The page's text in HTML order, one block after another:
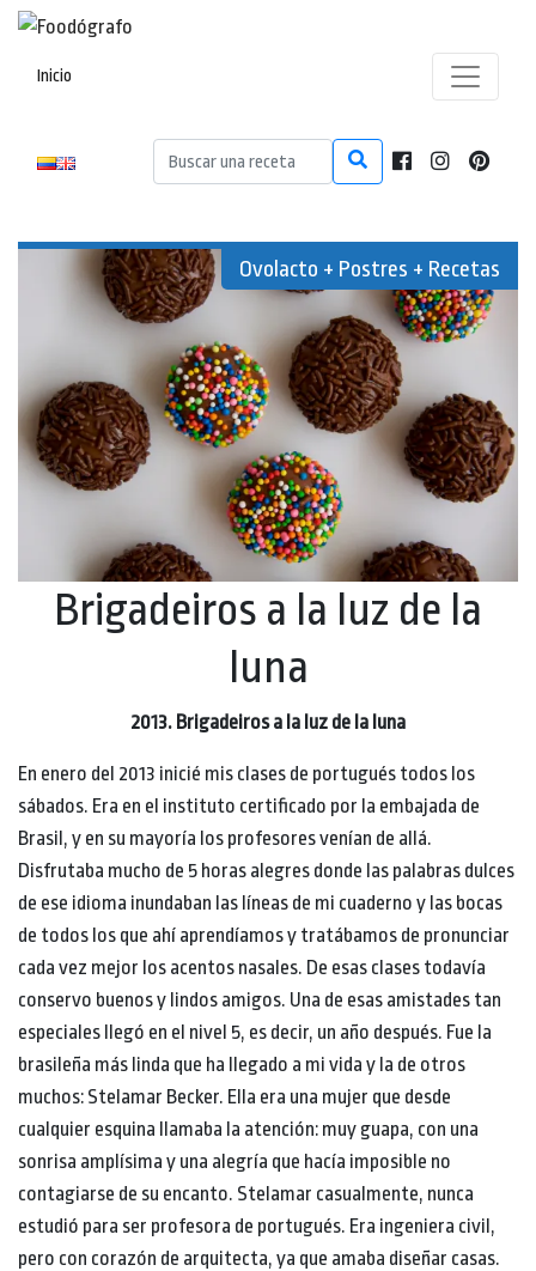
Inicio
Ovolacto + Postres + Recetas
Brigadeiros a la luz de la
luna
2013. Brigadeiros a la luz de la luna
En enero del 2013 inicié mis clases de portugués todos los
sábados. Era en el instituto certificado por la embajada de
Brasil, y en su mayoría los profesores venían de allá.
Disfrutaba mucho de 5 horas alegres donde las palabras dulces
de ese idioma inundaban las líneas de mi cuaderno y las bocas
de todos los que ahí aprendíamos y tratábamos de pronunciar
cada vez mejor los acentos nasales. De esas clases todavía
conservo buenos y lindos amigos. Una de esas amistades tan
especiales llegó en el nivel 5, es decir, un año después. Fue la
brasileña más linda que ha llegado a mi vida y la de otros
muchos: Stelamar Becker. Ella era una mujer que desde
cualquier esquina llamaba la atención: muy guapa, con una
sonrisa amplísima y una alegría que hacía imposible no
contagiarse de su encanto. Stelamar casualmente, nunca
estudió para ser profesora de portugués. Era ingeniera civil,
pero con corazón de arquitecta, ya que amaba diseñar casas.